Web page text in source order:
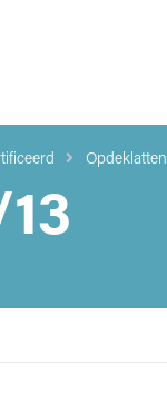
Opdeklatten